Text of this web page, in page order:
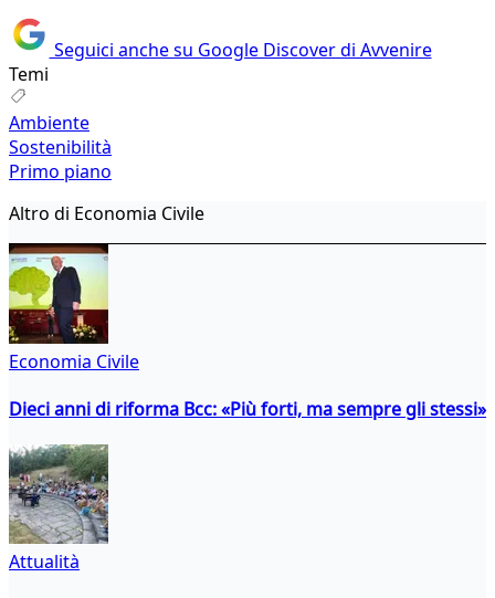
Seguici anche su Google Discover di Avvenire
Temi
Ambiente
Sostenibilità
Primo piano
Altro di Economia Civile
Economia Civile
Dieci anni di riforma Bcc: «Più forti, ma sempre gli stessi»
Attualità